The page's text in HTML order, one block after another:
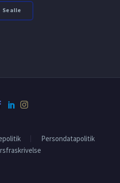
Se alle
Persondatapolitik